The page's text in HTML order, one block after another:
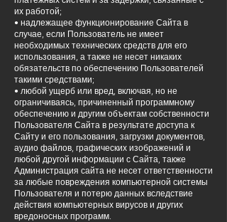
их работой;
• надлежащее функционирование Сайта в
случае, если Пользователь не имеет
необходимых технических средств для его
использования, а также не несет никаких
обязательств по обеспечению Пользователей
такими средствами;
• любой ущерб или вред, включая, но не
ограничиваясь, причиненный программному
обеспечению и другим объектам собственности
Пользователя Сайта в результате доступа к
Сайту и его пользования, загрузки документов,
аудио файлов, графических изображений и
любой другой информации с Сайта, также
Администрация сайта не несет ответственности
за любые повреждения компьютерной системы
Пользователя и потерю данных вследствие
действия компьютерных вирусов и других
вредоносных программ.